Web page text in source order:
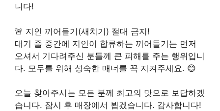
니다!
🚨 지인 끼어들기(새치기) 절대 금지!
대기 줄 중간에 지인이 합류하는 끼어들기는 먼저
오셔서 기다려주신 분들께 큰 피해를 주는 행위입니
다. 모두를 위해 성숙한 매너를 꼭 지켜주세요. 😊
오늘 찾아주시는 모든 분께 최고의 맛으로 보답하겠
습니다. 잠시 후 매장에서 뵙겠습니다. 감사합니다!